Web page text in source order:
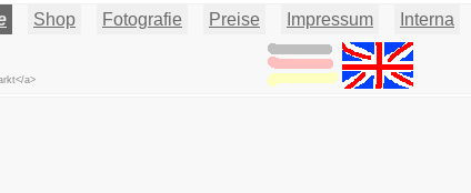
Shop Fotografie Preise Impressum Interna
a>